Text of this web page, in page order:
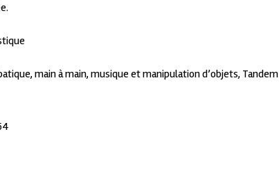
main à main, musique et manipulation d’objets, Tandem